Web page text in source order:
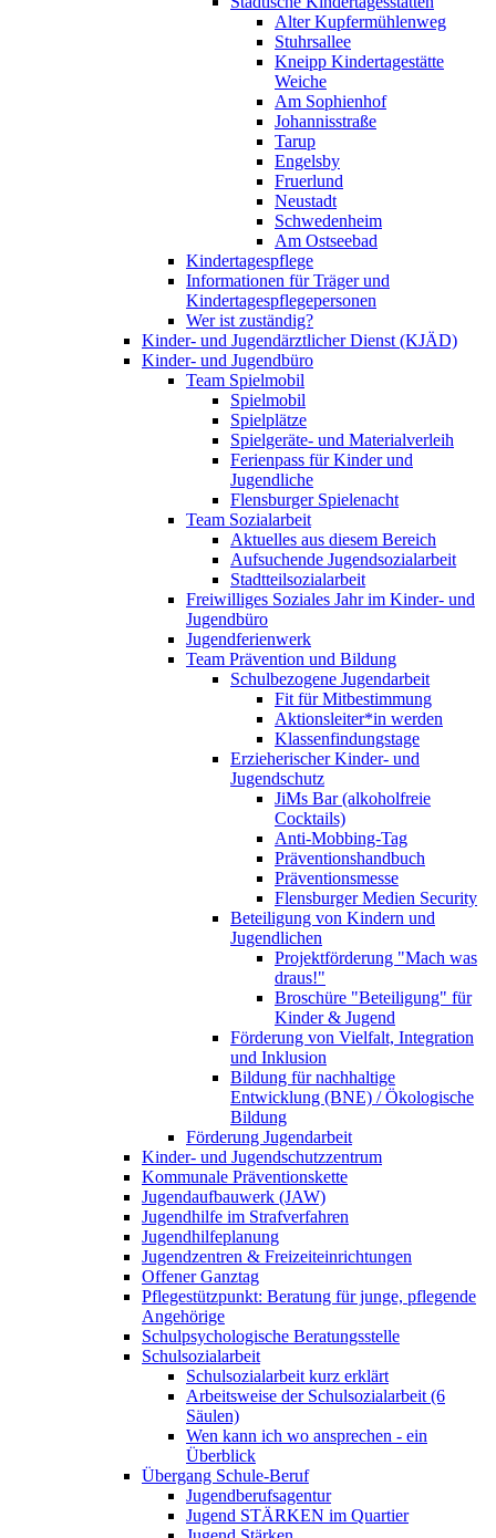
Alter Kupfermühlenweg
Stuhrsallee
Kneipp Kindertagestätte
Weiche
Am Sophienhof
Johannisstraße
Tarup
Engelsby
Fruerlund
Neustadt
Schwedenheim
Am Ostseebad
Kindertagespflege
Informationen für Träger und
Kindertagespflegepersonen
Wer ist zuständig?
Kinder- und Jugendärztlicher Dienst (KJÄD)
Kinder- und Jugendbüro
Team Spielmobil
Spielmobil
Spielplätze
Spielgeräte- und Materialverleih
Ferienpass für Kinder und
Jugendliche
Flensburger Spielenacht
Team Sozialarbeit
Aktuelles aus diesem Bereich
Aufsuchende Jugendsozialarbeit
Stadtteilsozialarbeit
Freiwilliges Soziales Jahr im Kinder- und
Jugendbüro
Jugendferienwerk
Team Prävention und Bildung
Schulbezogene Jugendarbeit
Fit für Mitbestimmung
Aktionsleiter*in werden
Klassenfindungstage
Erzieherischer Kinder- und
Jugendschutz
JiMs Bar (alkoholfreie
Cocktails)
Anti-Mobbing-Tag
Präventionshandbuch
Präventionsmesse
Flensburger Medien Security
Beteiligung von Kindern und
Jugendlichen
Projektförderung "Mach was
draus!"
Broschüre "Beteiligung" für
Kinder & Jugend
Förderung von Vielfalt, Integration
und Inklusion
Bildung für nachhaltige
Entwicklung (BNE) / Ökologische
Bildung
Förderung Jugendarbeit
Kinder- und Jugendschutzzentrum
Kommunale Präventionskette
Jugendaufbauwerk (JAW)
Jugendhilfe im Strafverfahren
Jugendhilfeplanung
Jugendzentren & Freizeiteinrichtungen
Offener Ganztag
Pflegestützpunkt: Beratung für junge, pflegende
Angehörige
Schulpsychologische Beratungsstelle
Schulsozialarbeit
Schulsozialarbeit kurz erklärt
Arbeitsweise der Schulsozialarbeit (6
Säulen)
Wen kann ich wo ansprechen - ein
Überblick
Übergang Schule-Beruf
Jugendberufsagentur
Jugend STÄRKEN im Quartier